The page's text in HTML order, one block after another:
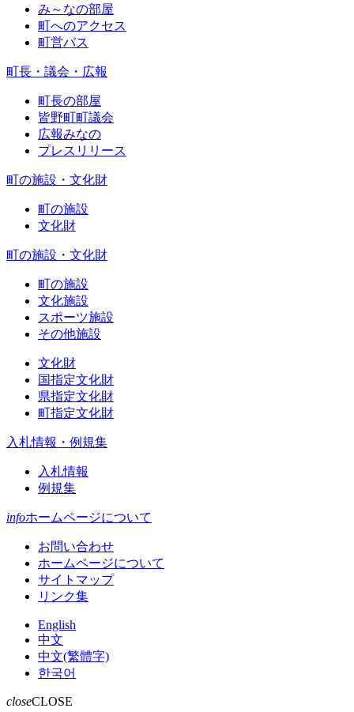
み～なの部屋
町へのアクセス
町営バス
町長・議会・広報
町長の部屋
皆野町町議会
広報みなの
プレスリリース
町の施設・文化財
町の施設
文化財
町の施設・文化財
町の施設
文化施設
スポーツ施設
その他施設
文化財
国指定文化財
県指定文化財
町指定文化財
入札情報・例規集
入札情報
例規集
infoホームページについて
お問い合わせ
ホームページについて
サイトマップ
リンク集
English
中文
中文(繁體字)
한국어
closeCLOSE